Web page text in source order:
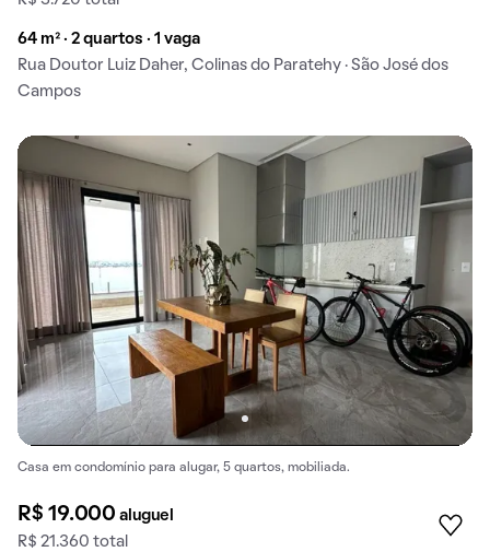
64 m² · 2 quartos · 1 vaga
Rua Doutor Luiz Daher, Colinas do Paratehy · São José dos
Campos
Casa em condomínio para alugar, 5 quartos, mobiliada.
R$ 19.000aluguel
R$ 21.360 total